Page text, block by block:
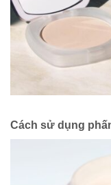
Cách sử dụng